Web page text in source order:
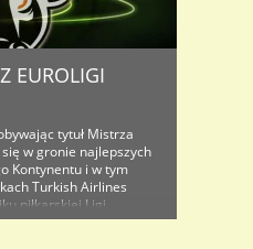
EUROLIGI
tytuł Mistrza
w gronie najlepszych
Kontynentu i w tym
Turkish Airlines
piłkarskiej Ligi
Wam wyjazd